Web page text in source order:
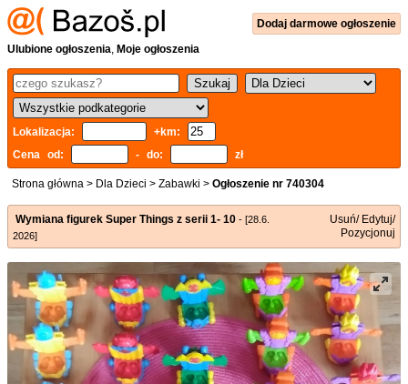
Dodaj darmowe ogłoszenie
Ulubione ogłoszenia, Moje ogłoszenia
Lokalizacja:
+km:
Cena od:
- do: zł
Strona główna > Dla Dzieci > Zabawki > Ogłoszenie nr 740304
Wymiana figurek Super Things z serii 1- 10 - [28.6.
2026]
Usuń/ Edytuj/
Pozycjonuj